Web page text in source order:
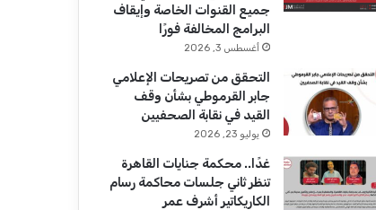
جميع القنوات الخاصة وإيقاف
البرامج المخالفة فورًا
أغسطس 3, 2026
التحقق من تصريحات الإعلامي
جابر القرموطي بشأن وقف
القيد في نقابة الصحفيين
يوليو 23, 2026
غدًا.. محكمة جنايات القاهرة
تنظر ثاني جلسات محاكمة رسام
الكاريكاتير أشرف عمر